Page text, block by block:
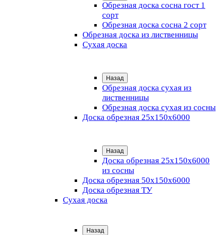
Обрезная доска сосна гост 1
сорт
Обрезная доска сосна 2 сорт
Обрезная доска из лиственницы
Сухая доска
Назад
Обрезная доска сухая из
лиственницы
Обрезная доска сухая из сосны
Доска обрезная 25х150х6000
Назад
Доска обрезная 25x150x6000
из сосны
Доска обрезная 50х150х6000
Доска обрезная ТУ
Сухая доска
Назад